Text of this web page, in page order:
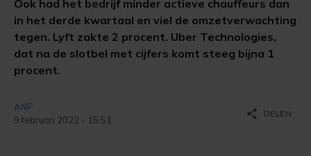
Ook had het bedrijf minder actieve chauffeurs dan
in het derde kwartaal en viel de omzetverwachting
tegen. Lyft zakte 2 procent. Uber Technologies,
dat na de slotbel met cijfers komt steeg bijna 1
procent.
ANP
9 februari 2022 - 15:51
share DELEN